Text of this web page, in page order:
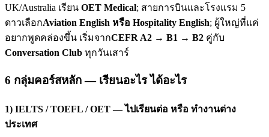
UK/Australia เรียน OET Medical; สายการบินและโรงแรม 5
ดาวเลือกAviation English หรือ Hospitality English; ผู้ใหญ่ที่แค่
อยากพูดคล่องขึ้น เริ่มจากCEFR A2 → B1 → B2 คู่กับ
Conversation Club ทุกวันเสาร์
6 กลุ่มคอร์สหลัก — เรียนอะไร ได้อะไร
1) IELTS / TOEFL / OET — ไปเรียนต่อ หรือ ทำงานต่าง
ประเทศ